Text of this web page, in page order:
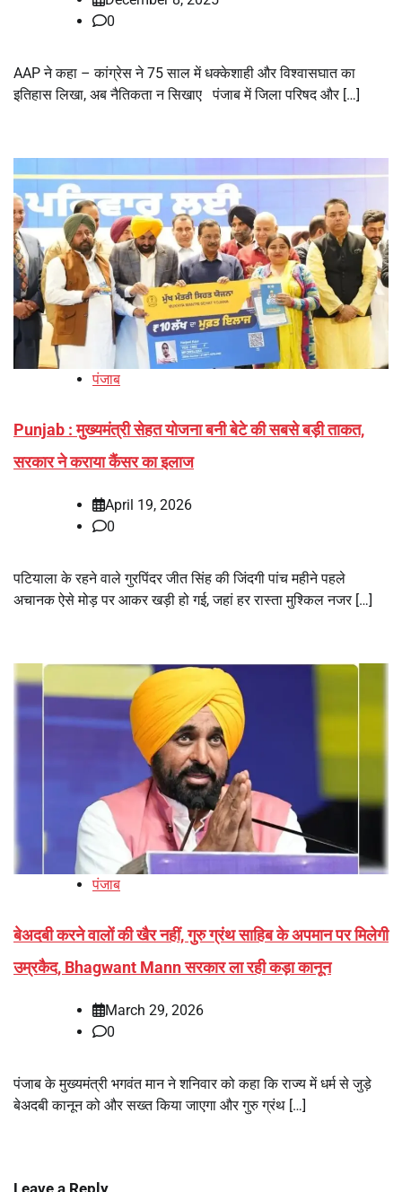
0
AAP ने कहा – कांग्रेस ने 75 साल में धक्केशाही और विश्वासघात का
इतिहास लिखा, अब नैतिकता न सिखाए पंजाब में जिला परिषद और […]
पंजाब
Punjab : मुख्यमंत्री सेहत योजना बनी बेटे की सबसे बड़ी ताकत,
सरकार ने कराया कैंसर का इलाज
April 19, 2026
0
पटियाला के रहने वाले गुरपिंदर जीत सिंह की जिंदगी पांच महीने पहले
अचानक ऐसे मोड़ पर आकर खड़ी हो गई, जहां हर रास्ता मुश्किल नजर […]
पंजाब
बेअदबी करने वालों की खैर नहीं, गुरु ग्रंथ साहिब के अपमान पर मिलेगी
उम्रकैद, Bhagwant Mann सरकार ला रही कड़ा कानून
March 29, 2026
0
पंजाब के मुख्यमंत्री भगवंत मान ने शनिवार को कहा कि राज्य में धर्म से जुड़े
बेअदबी कानून को और सख्त किया जाएगा और गुरु ग्रंथ […]